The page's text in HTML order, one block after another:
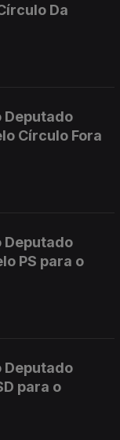
Da
Deputado
Círculo Fora
Deputado
PS para o
Deputado
para o